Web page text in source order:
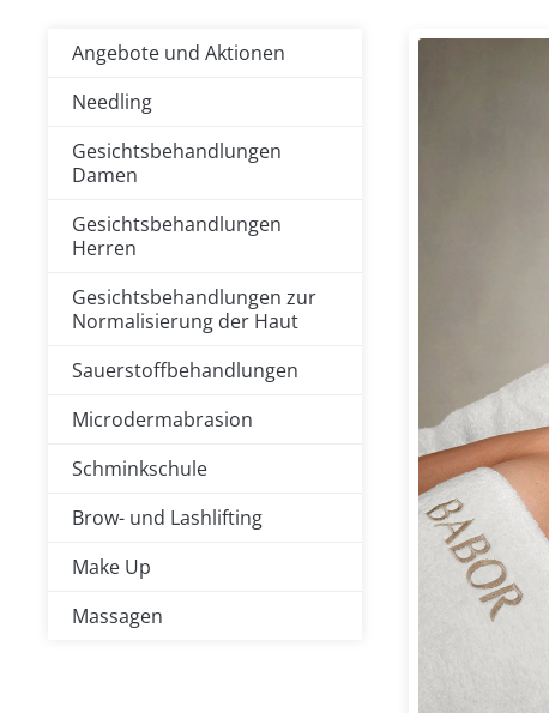
Angebote und Aktionen
Needling
Gesichtsbehandlungen
Damen
Gesichtsbehandlungen
Herren
Gesichtsbehandlungen zur
Normalisierung der Haut
Sauerstoffbehandlungen
Microdermabrasion
Schminkschule
Brow- und Lashlifting
Make Up
Massagen